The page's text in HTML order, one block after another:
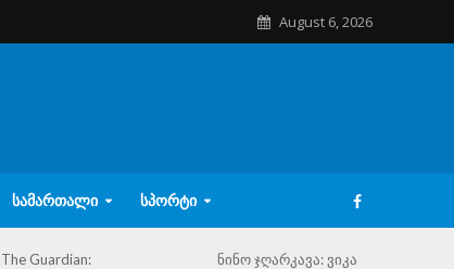
August 6, 2026
ᲡᲐᲛᲐᲠᲗᲐᲚᲘ ᲡᲞᲝᲠᲢᲘ
The Guardian:
ნინო ჯღარკავა: ვიკა